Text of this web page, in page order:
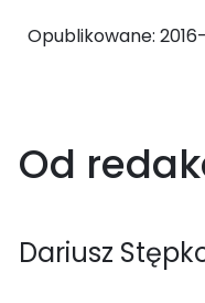
Opublikowane:
Od
Dariusz